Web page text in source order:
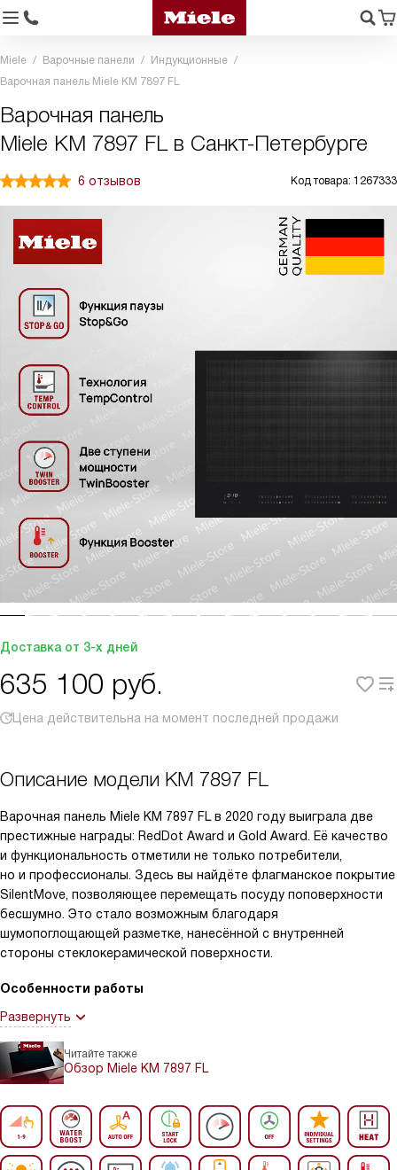
Miele Варочные панели
Индукционные
Варочная панель Miele KM 7897 FL
Варочная панель
Miele KM 7897 FL в Санкт-Петербурге
6 отзывов Код товара: 1267333
Доставка от 3-х дней
635 100 руб.
Цена действительна на момент последней продажи
Описание модели KM 7897 FL
Варочная панель Miele KM 7897 FL в 2020 году выиграла две
престижные награды: RedDot Award и Gold Award. Её качество
и функциональность отметили не только потребители,
но и профессионалы. Здесь вы найдёте флагманское покрытие
SilentMove, позволяющее перемещать посуду поповерхности
бесшумно. Это стало возможным благодаря
шумопоглощающей разметке, нанесённой с внутренней
стороны стеклокерамической поверхности.
Особенности работы
Развернуть
Читайте также
Обзор Miele KM 7897 FL